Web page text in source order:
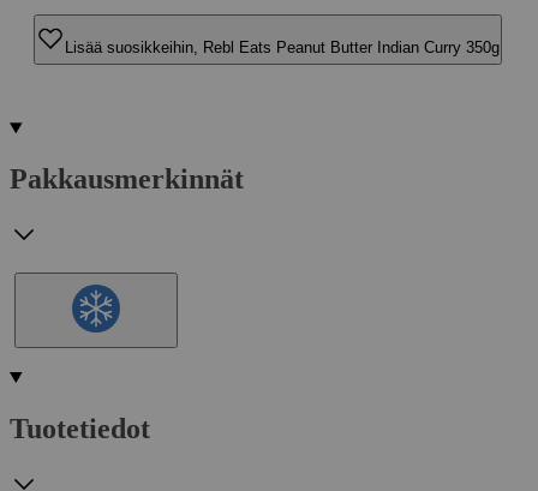
Lisää suosikkeihin, Rebl Eats Peanut Butter Indian Curry 350g
Pakkausmerkinnät
Tuotetiedot